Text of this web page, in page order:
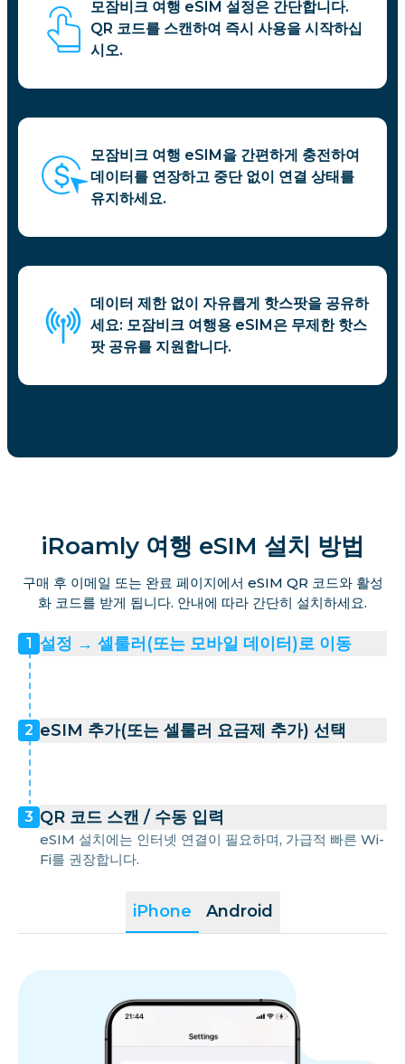
모잠비크 여행 eSIM 설정은 간단합니다.
QR 코드를 스캔하여 즉시 사용을 시작하십
시오.
모잠비크 여행 eSIM을 간편하게 충전하여
데이터를 연장하고 중단 없이 연결 상태를
유지하세요.
데이터 제한 없이 자유롭게 핫스팟을 공유하
세요: 모잠비크 여행용 eSIM은 무제한 핫스
팟 공유를 지원합니다.
iRoamly 여행 eSIM 설치 방법
구매 후 이메일 또는 완료 페이지에서 eSIM QR 코드와 활성
화 코드를 받게 됩니다. 안내에 따라 간단히 설치하세요.
iPhone Android
1 설정 → 셀룰러(또는 모바일 데이터)로 이동
2 eSIM 추가(또는 셀룰러 요금제 추가) 선택
3 QR 코드 스캔 / 수동 입력
eSIM 설치에는 인터넷 연결이 필요하며, 가급적 빠른 Wi-
Fi를 권장합니다.